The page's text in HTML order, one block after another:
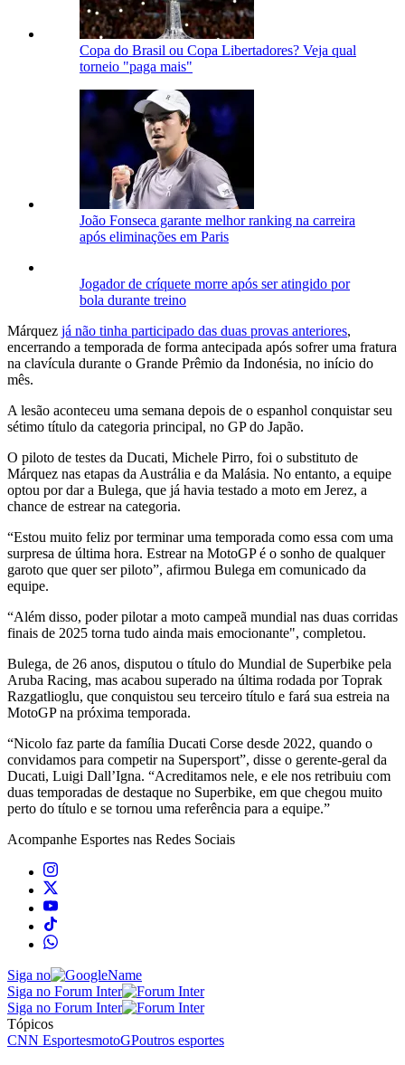
Copa do Brasil ou Copa Libertadores? Veja qual
torneio "paga mais"
João Fonseca garante melhor ranking na carreira
após eliminações em Paris
Jogador de críquete morre após ser atingido por
bola durante treino
Márquez já não tinha participado das duas provas anteriores,
encerrando a temporada de forma antecipada após sofrer uma fratura
na clavícula durante o Grande Prêmio da Indonésia, no início do
mês.
A lesão aconteceu uma semana depois de o espanhol conquistar seu
sétimo título da categoria principal, no GP do Japão.
O piloto de testes da Ducati, Michele Pirro, foi o substituto de
Márquez nas etapas da Austrália e da Malásia. No entanto, a equipe
optou por dar a Bulega, que já havia testado a moto em Jerez, a
chance de estrear na categoria.
“Estou muito feliz por terminar uma temporada como essa com uma
surpresa de última hora. Estrear na MotoGP é o sonho de qualquer
garoto que quer ser piloto”, afirmou Bulega em comunicado da
equipe.
“Além disso, poder pilotar a moto campeã mundial nas duas corridas
finais de 2025 torna tudo ainda mais emocionante", completou.
Bulega, de 26 anos, disputou o título do Mundial de Superbike pela
Aruba Racing, mas acabou superado na última rodada por Toprak
Razgatlioglu, que conquistou seu terceiro título e fará sua estreia na
MotoGP na próxima temporada.
“Nicolo faz parte da família Ducati Corse desde 2022, quando o
convidamos para competir na Supersport”, disse o gerente-geral da
Ducati, Luigi Dall’Igna. “Acreditamos nele, e ele nos retribuiu com
duas temporadas de destaque no Superbike, em que chegou muito
perto do título e se tornou uma referência para a equipe.”
Acompanhe Esportes nas Redes Sociais
Siga no
Siga no Forum Inter
Siga no Forum Inter
Tópicos
CNN EsportesmotoGPoutros esportes